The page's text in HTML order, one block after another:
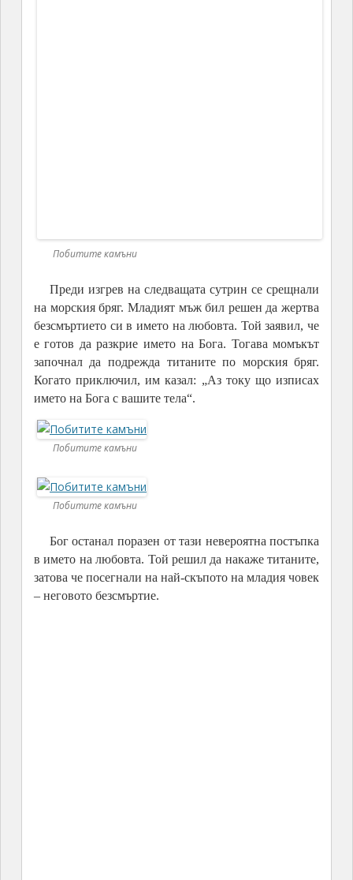
в името на любовта. Той решил да накаже титаните,
затова че посегнали на най-скъпото на младия човек
– неговото безсмъртие.